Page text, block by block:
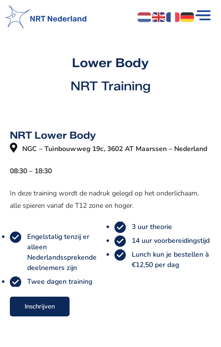
Lower Body
NRT Training
NRT Lower Body
NGC – Tuinbouwweg 19c, 3602 AT Maarssen – Nederland
08:30 – 18:30
In deze training wordt de nadruk gelegd op het onderlichaam,
alle spieren vanaf de T12 zone en hoger.
Engelstalig tenzij er
alleen
Nederlandssprekende
deelnemers zijn
Twee dagen training
3 uur theorie
14 uur voorbereidingstijd
Lunch kun je bestellen à
€12,50 per dag
Inschrijven